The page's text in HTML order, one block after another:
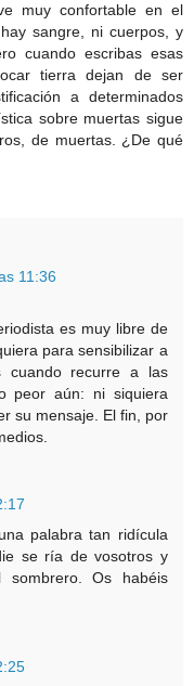
muy confortable en el
sangre, ni cuerpos, y
cuando escribas esas
tierra dejan de ser
a determinados
sobre muertas sigue
de muertas. ¿De qué
11:36
es muy libre de
para sensibilizar a
cuando recurre a las
peor aún: ni siquiera
su mensaje. El fin, por
palabra tan ridícula
se ría de vosotros y
Os habéis